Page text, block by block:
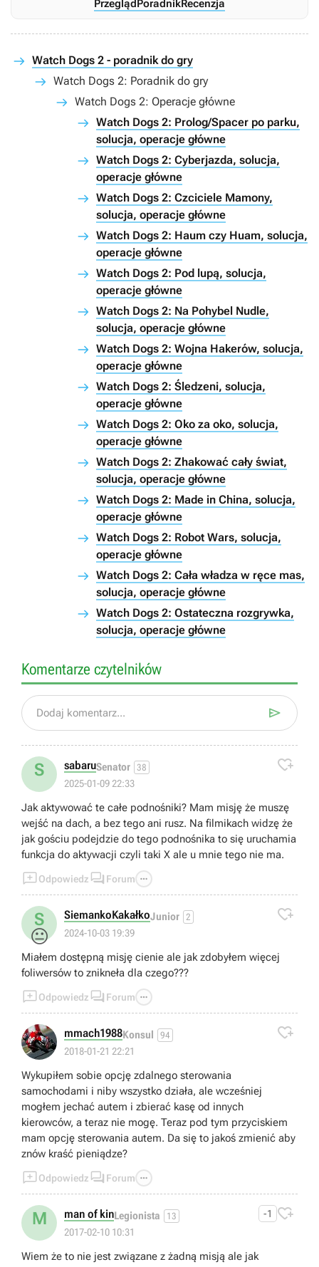
Przegląd PoradnikRecenzja
Watch Dogs 2 - poradnik do gry
Watch Dogs 2: Poradnik do gry
Watch Dogs 2: Operacje główne
Watch Dogs 2: Prolog/Spacer po parku,
solucja, operacje główne
Watch Dogs 2: Cyberjazda, solucja,
operacje główne
Watch Dogs 2: Czciciele Mamony,
solucja, operacje główne
Watch Dogs 2: Haum czy Huam, solucja,
operacje główne
Watch Dogs 2: Pod lupą, solucja,
operacje główne
Watch Dogs 2: Na Pohybel Nudle,
solucja, operacje główne
Watch Dogs 2: Wojna Hakerów, solucja,
operacje główne
Watch Dogs 2: Śledzeni, solucja,
operacje główne
Watch Dogs 2: Oko za oko, solucja,
operacje główne
Watch Dogs 2: Zhakować cały świat,
solucja, operacje główne
Watch Dogs 2: Made in China, solucja,
operacje główne
Watch Dogs 2: Robot Wars, solucja,
operacje główne
Watch Dogs 2: Cała władza w ręce mas,
solucja, operacje główne
Watch Dogs 2: Ostateczna rozgrywka,
solucja, operacje główne
Komentarze czytelników
Dodaj komentarz... 
S sabaruSenator 38
2025-01-09 22:33

Jak aktywować te całe podnośniki? Mam misję że muszę
wejść na dach, a bez tego ani rusz. Na filmikach widzę że
jak gościu podejdzie do tego podnośnika to się uruchamia
funkcja do aktywacji czyli taki X ale u mnie tego nie ma.
Odpowiedz  Forum 
S
😐
SiemankoKakałkoJunior 2
2024-10-03 19:39

Miałem dostępną misję cienie ale jak zdobyłem więcej
foliwersów to znikneła dla czego???
Odpowiedz  Forum 
mmach1988Konsul 94
2018-01-21 22:21

Wykupiłem sobie opcję zdalnego sterowania
samochodami i niby wszystko działa, ale wcześniej
mogłem jechać autem i zbierać kasę od innych
kierowców, a teraz nie mogę. Teraz pod tym przyciskiem
mam opcję sterowania autem. Da się to jakoś zmienić aby
znów kraść pieniądze?
Odpowiedz  Forum 
M man of kinLegionista 13
2017-02-10 10:31
-1 
Wiem że to nie jest związane z żadną misją ale jak